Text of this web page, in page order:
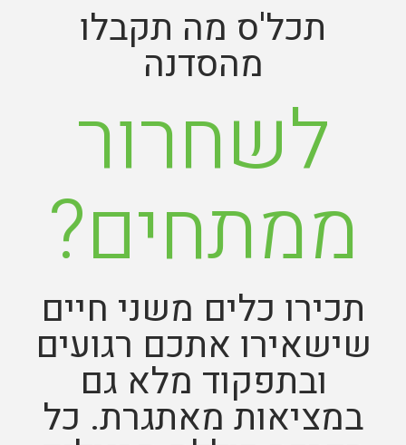
תכל'ס מה תקבלו
מהסדנה
לשחרור
ממתחים?
תכירו כלים משני חיים
שישאירו אתכם רגועים
ובתפקוד מלא גם
במציאות מאתגרת. כל